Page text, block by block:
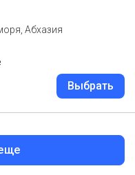
Абхазия
Выбрать